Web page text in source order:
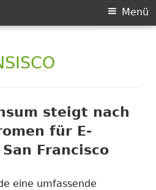
Menü
steigt nach
für E-
Francisco
eine umfassende